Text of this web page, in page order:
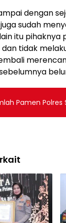
dengan
sudah
itu
tidak
Pamen Polres